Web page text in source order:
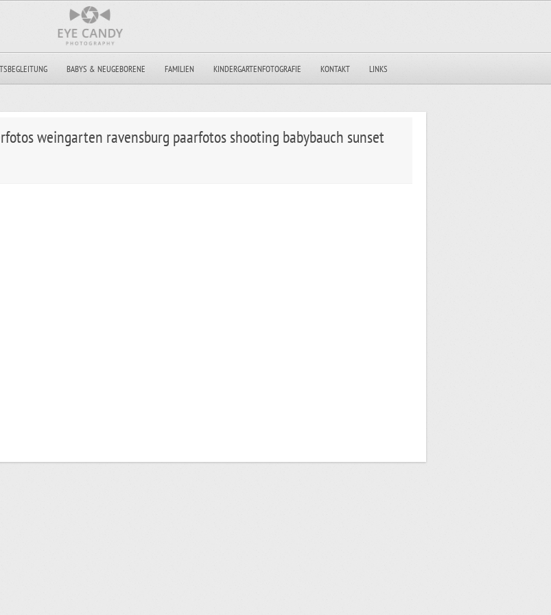
BABYS & NEUGEBORENE FAMILIEN KINDERGARTENFOTOGRAFIE KONTAKT LINKS
weingarten ravensburg paarfotos shooting babybauch sunset